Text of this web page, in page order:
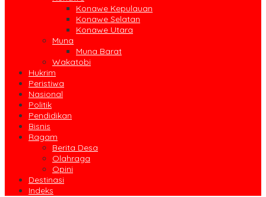
Konawe Kepulauan
Konawe Selatan
Konawe Utara
Muna
Muna Barat
Wakatobi
Hukrim
Peristiwa
Nasional
Politik
Pendidikan
Bisnis
Ragam
Berita Desa
Olahraga
Opini
Destinasi
Indeks